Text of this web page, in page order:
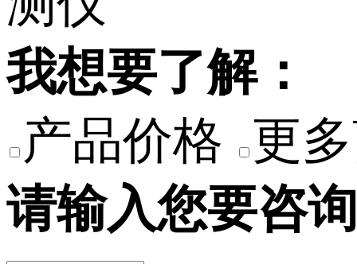
我想要了解：
产品价格 更
请输入您要咨